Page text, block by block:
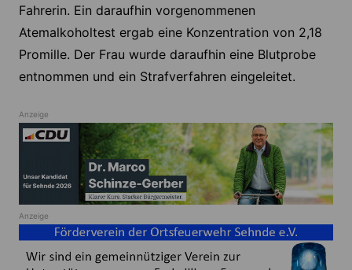
Fahrerin. Ein daraufhin vorgenommenen
Atemalkoholtest ergab eine Konzentration von 2,18
Promille. Der Frau wurde daraufhin eine Blutprobe
entnommen und ein Strafverfahren eingeleitet.
Anzeige
Anzeige